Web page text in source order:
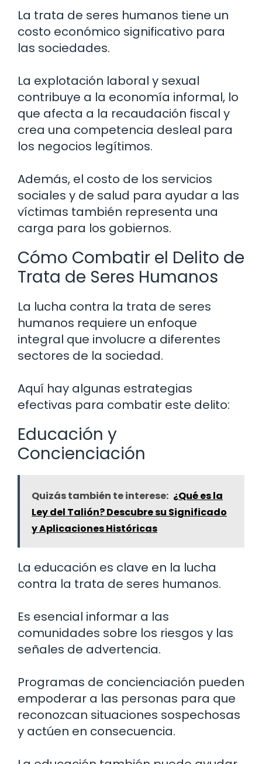
La trata de seres humanos tiene un
costo económico significativo para
las sociedades.
La explotación laboral y sexual
contribuye a la economía informal, lo
que afecta a la recaudación fiscal y
crea una competencia desleal para
los negocios legítimos.
Además, el costo de los servicios
sociales y de salud para ayudar a las
víctimas también representa una
carga para los gobiernos.
Cómo Combatir el Delito de
Trata de Seres Humanos
La lucha contra la trata de seres
humanos requiere un enfoque
integral que involucre a diferentes
sectores de la sociedad.
Aquí hay algunas estrategias
efectivas para combatir este delito:
Educación y
Concienciación
Quizás también te interese: ¿Qué es la
Ley del Talión? Descubre su Significado
y Aplicaciones Históricas
La educación es clave en la lucha
contra la trata de seres humanos.
Es esencial informar a las
comunidades sobre los riesgos y las
señales de advertencia.
Programas de concienciación pueden
empoderar a las personas para que
reconozcan situaciones sospechosas
y actúen en consecuencia.